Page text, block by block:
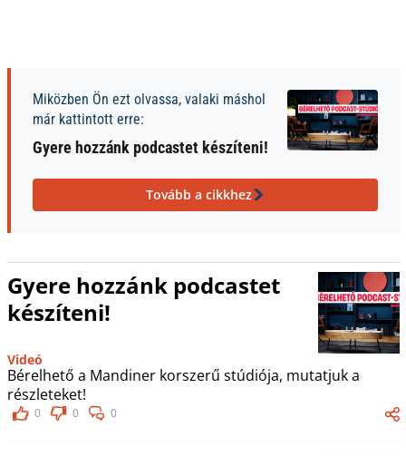
Miközben Ön ezt olvassa, valaki máshol
már kattintott erre:
Gyere hozzánk podcastet készíteni!
Tovább a cikkhez
Gyere hozzánk podcastet
készíteni!
Videó
Bérelhető a Mandiner korszerű stúdiója, mutatjuk a
részleteket!
0 0 0